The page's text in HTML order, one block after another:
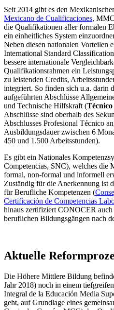
Seit 2014 gibt es den
Mexicano de Cualificaciones,
die Qualifikationen aller formalen
ein einheitliches System
Neben diesen nationalen Vorteilen
International Standard
bessere internationale
Qualifikationsrahmen ein
zu leistenden Credits,
integriert. So finden sich u.a. darin
aufgeführten Abschlüsse
und Technische Hilfskraft (
Abschlüsse sind oberhalb des
Abschlusses Profesional Técnico
Ausbildungsdauer zwischen 6
450 und 1.500 Arbeitsstunden).
Es gibt ein Nationales
Competencias, SNC), welches die
formal, non-formal und informell
Zuständig für die Anerkennung ist
für Berufliche Kompetenzen (
Certificación de Competencias
hinaus zertifiziert CONOCER
beruflichen Bildungsgängen nach
Aktuelle
Die Höhere Mittlere Bildung
Jahr 2018) noch in einem
Integral de la Educación Media
geht, auf Grundlage eines